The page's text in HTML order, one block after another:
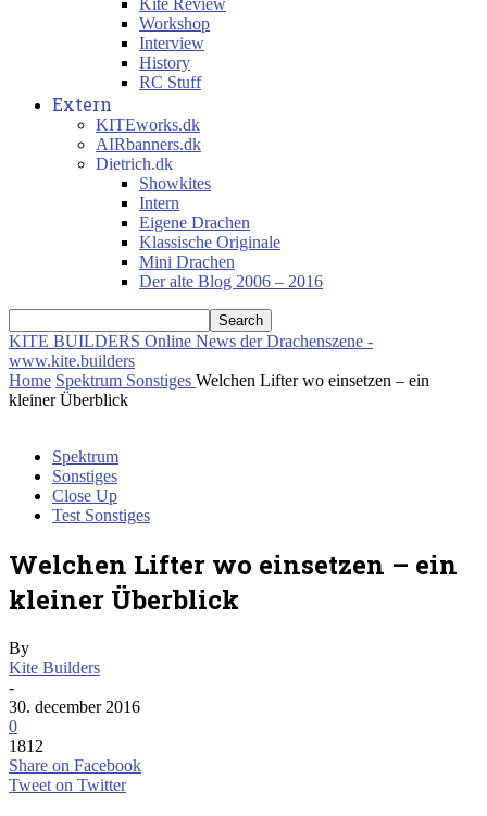
Kite Review
Workshop
Interview
History
RC Stuff
Extern
KITEworks.dk
AIRbanners.dk
Dietrich.dk
Showkites
Intern
Eigene Drachen
Klassische Originale
Mini Drachen
Der alte Blog 2006 – 2016
KITE BUILDERS Online News der Drachenszene -
www.kite.builders
Home Spektrum Sonstiges Welchen Lifter wo einsetzen – ein
kleiner Überblick
Spektrum
Sonstiges
Close Up
Test Sonstiges
Welchen Lifter wo einsetzen – ein
kleiner Überblick
By
Kite Builders
-
30. december 2016
0
1812
Share on Facebook
Tweet on Twitter